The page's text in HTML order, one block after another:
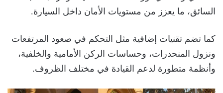
السائق، ما يعزز من مستويات الأمان داخل السيارة.
كما تضم تقنيات إضافية مثل التحكم في صعود المرتفعات
ونزول المنحدرات، وحساسات الركن الأمامية والخلفية،
وأنظمة متطورة لدعم القيادة في مختلف الظروف.